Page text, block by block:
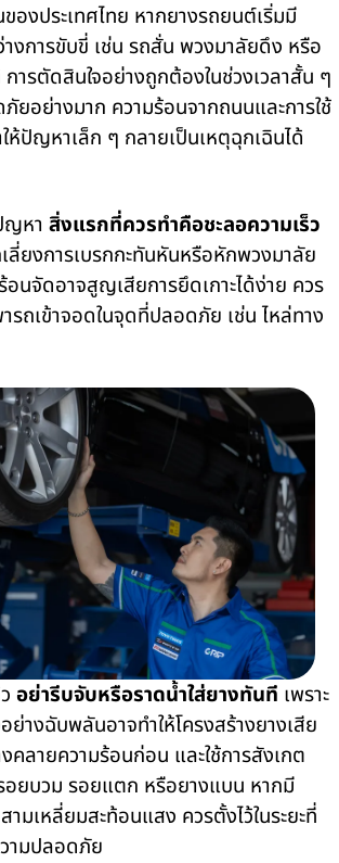
องประเทศไทย หากยางรถยนต์เริ่มมี
งการขับขี่ เช่น รถสั่น พวงมาลัยดึง หรือ
ารตัดสินใจอย่างถูกต้องในช่วงเวลาสั้น ๆ
อย่างมาก ความร้อนจากถนนและการใช้
ห้ปัญหาเล็ก ๆ กลายเป็นเหตุฉุกเฉินได้
ญหา สิ่งแรกที่ควรทำคือชะลอความเร็ว
ลี่ยงการเบรกกะทันหันหรือหักพวงมาลัย
อนจัดอาจสูญเสียการยึดเกาะได้ง่าย ควร
รถเข้าจอดในจุดที่ปลอดภัย เช่น ไหล่ทาง
อย่ารีบจับหรือราดน้ำใส่ยางทันที เพราะ
งฉับพลันอาจทำให้โครงสร้างยางเสีย
คลายความร้อนก่อน และใช้การสังเกต
อยบวม รอยแตก หรือยางแบน หากมี
มเหลี่ยมสะท้อนแสง ควรตั้งไว้ในระยะที่
ามปลอดภัย